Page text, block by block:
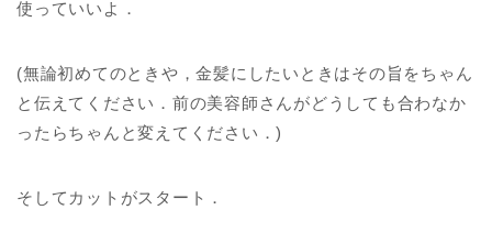
使っていいよ．
(無論初めてのときや，金髪にしたいときはその旨をちゃん
と伝えてください．前の美容師さんがどうしても合わなか
ったらちゃんと変えてください．)
そしてカットがスタート．